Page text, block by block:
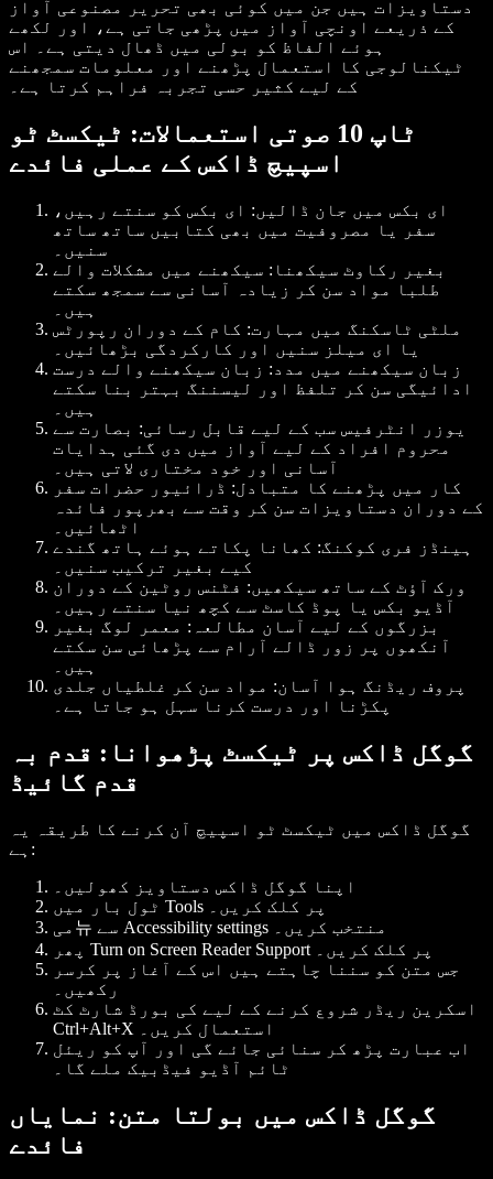
دستاویزات ہیں جن میں کوئی بھی تحریر مصنوعی آواز
کے ذریعے اونچی آواز میں پڑھی جاتی ہے، اور لکھے
ہوئے الفاظ کو بولی میں ڈھال دیتی ہے۔ اس
ٹیکنالوجی کا استعمال پڑھنے اور معلومات سمجھنے
کے لیے کثیر حسی تجربہ فراہم کرتا ہے۔
ٹاپ 10 صوتی استعمالات: ٹیکسٹ ٹو
اسپیچ ڈاکس کے عملی فائدے
ای بکس میں جان ڈالیں: ای بکس کو سنتے رہیں،
سفر یا مصروفیت میں بھی کتابیں ساتھ ساتھ
سنیں۔
بغیر رکاوٹ سیکھنا : سیکھنے میں مشکلات والے
طلبا مواد سن کر زیادہ آسانی سے سمجھ سکتے
ہیں۔
ملٹی ٹاسکنگ میں مہارت: کام کے دوران رپورٹس
یا ای میلز سنیں اور کارکردگی بڑھائیں۔
زبان سیکھنے میں مدد : زبان سیکھنے والے درست
ادائیگی سن کر تلفظ اور لیسننگ بہتر بنا سکتے
ہیں۔
یوزر انٹرفیس سب کے لیے قابل رسائی: بصارت سے
محروم افراد کے لیے آواز میں دی گئی ہدایات
آسانی اور خود مختاری لاتی ہیں۔
کار میں پڑھنے کا متبادل: ڈرائیور حضرات سفر
کے دوران دستاویزات سن کر وقت سے بھرپور فائدہ
اٹھائیں۔
ہینڈز فری کوکنگ: کھانا پکاتے ہوئے ہاتھ گندے
کیے بغیر ترکیب سنیں۔
ورک آؤٹ کے ساتھ سیکھیں: فٹنس روٹین کے دوران
آڈیو بکس یا پوڈ کاسٹ سے کچھ نیا سنتے رہیں۔
بزرگوں کے لیے آسان مطالعہ : معمر لوگ بغیر
آنکھوں پر زور ڈالے آرام سے پڑھائی سن سکتے
ہیں۔
پروف ریڈنگ ہوا آسان: مواد سن کر غلطیاں جلدی
پکڑنا اور درست کرنا سہل ہو جاتا ہے۔
گوگل ڈاکس پر ٹیکسٹ پڑھوانا: قدم بہ
قدم گائیڈ
گوگل ڈاکس میں ٹیکسٹ ٹو اسپیچ آن کرنے کا طریقہ یہ
ہے:
اپنا گوگل ڈاکس دستاویز کھولیں۔
Tools
پر کلک کریں۔
Accessibility settings
منتخب کریں۔
Turn on Screen Reader Support
پر کلک کریں۔
جس متن کو سننا چاہتے ہیں اس کے آغاز پر کرسر
رکھیں۔
اسکرین ریڈر شروع کرنے کے لیے کی بورڈ شارٹ کٹ
Ctrl+Alt+X
استعمال کریں۔
اب عبارت پڑھ کر سنائی جائے گی اور آپ کو ریئل
ٹائم آڈیو فیڈبیک ملے گا۔
گوگل ڈاکس میں بولتا متن: نمایاں
فائدے